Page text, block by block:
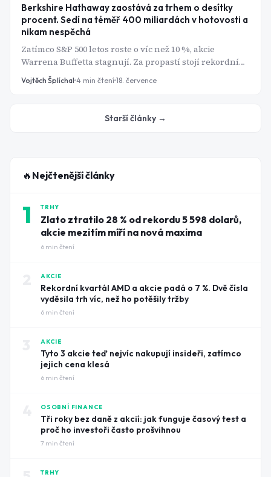
Berkshire Hathaway zaostává za trhem o desítky
procent. Sedí na téměř 400 miliardách v hotovosti a
nikam nespěchá
Zatímco S&P 500 letos roste o víc než 10 %, akcie
Warrena Buffetta stagnují. Za propastí stojí rekordní
hotovostní polštář a nový muž na kapitánském můstku.
Vojtěch Šplíchal 4 min čtení 18. července
Starší články →
🔥 Nejčtenější články
1 TRHY
Zlato ztratilo 28 % od rekordu 5 598 dolarů,
akcie mezitím míří na nová maxima
6 min čtení
AKCIE
Rekordní kvartál AMD a akcie padá o 7 %. Dvě čísla
vyděsila trh víc, než ho potěšily tržby
6 min čtení
AKCIE
Tyto 3 akcie teď nejvíc nakupují insideři, zatímco
jejich cena klesá
6 min čtení
OSOBNÍ FINANCE
Tři roky bez daně z akcií: jak funguje časový test a
proč ho investoři často prošvihnou
7 min čtení
TRHY